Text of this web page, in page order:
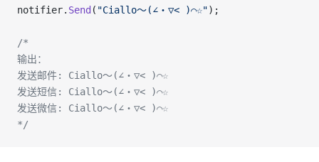
notifier. Send ( "Ciallo～(∠・▽< )⌒☆");
/*
输出：
发送邮件: Ciallo～(∠・▽< )⌒☆
发送短信: Ciallo～(∠・▽< )⌒☆
发送微信: Ciallo～(∠・▽< )⌒☆
*/